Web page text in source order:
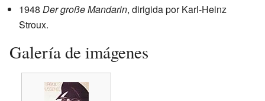
1948 Der große Mandarin, dirigida por Karl-Heinz
Stroux.
Galería de imágenes